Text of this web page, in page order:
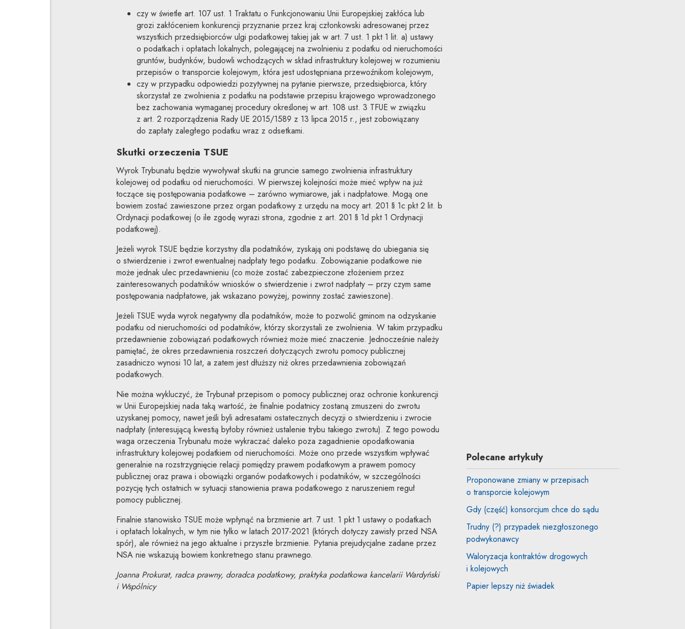
czy w świetle art. 107 ust. 1 Traktatu o Funkcjonowaniu Unii Europejskiej zakłóca lub
grozi zakłóceniem konkurencji przyznanie przez kraj członkowski adresowanej przez
wszystkich przedsiębiorców ulgi podatkowej takiej jak w art. 7 ust. 1 pkt 1 lit. a) ustawy
o podatkach i opłatach lokalnych, polegającej na zwolnieniu z podatku od nieruchomości
gruntów, budynków, budowli wchodzących w skład infrastruktury kolejowej w rozumieniu
przepisów o transporcie kolejowym, która jest udostępniana przewoźnikom kolejowym,
czy w przypadku odpowiedzi pozytywnej na pytanie pierwsze, przedsiębiorca, który
skorzystał ze zwolnienia z podatku na podstawie przepisu krajowego wprowadzonego
bez zachowania wymaganej procedury określonej w art. 108 ust. 3 TFUE w związku
z art. 2 rozporządzenia Rady UE 2015/1589 z 13 lipca 2015 r., jest zobowiązany
do zapłaty zaległego podatku wraz z odsetkami.
Skutki orzeczenia TSUE
Wyrok Trybunału będzie wywoływał skutki na gruncie samego zwolnienia infrastruktury
kolejowej od podatku od nieruchomości. W pierwszej kolejności może mieć wpływ na już
toczące się postępowania podatkowe – zarówno wymiarowe, jak i nadpłatowe. Mogą one
bowiem zostać zawieszone przez organ podatkowy z urzędu na mocy art. 201 § 1c pkt 2 lit. b
Ordynacji podatkowej (o ile zgodę wyrazi strona, zgodnie z art. 201 § 1d pkt 1 Ordynacji
podatkowej).
Jeżeli wyrok TSUE będzie korzystny dla podatników, zyskają oni podstawę do ubiegania się
o stwierdzenie i zwrot ewentualnej nadpłaty tego podatku. Zobowiązanie podatkowe nie
może jednak ulec przedawnieniu (co może zostać zabezpieczone złożeniem przez
zainteresowanych podatników wniosków o stwierdzenie i zwrot nadpłaty – przy czym same
postępowania nadpłatowe, jak wskazano powyżej, powinny zostać zawieszone).
Jeżeli TSUE wyda wyrok negatywny dla podatników, może to pozwolić gminom na odzyskanie
podatku od nieruchomości od podatników, którzy skorzystali ze zwolnienia. W takim przypadku
przedawnienie zobowiązań podatkowych również może mieć znaczenie. Jednocześnie należy
pamiętać, że okres przedawnienia roszczeń dotyczących zwrotu pomocy publicznej
zasadniczo wynosi 10 lat, a zatem jest dłuższy niż okres przedawnienia zobowiązań
podatkowych.
Nie można wykluczyć, że Trybunał przepisom o pomocy publicznej oraz ochronie konkurencji
w Unii Europejskiej nada taką wartość, że finalnie podatnicy zostaną zmuszeni do zwrotu
uzyskanej pomocy, nawet jeśli byli adresatami ostatecznych decyzji o stwierdzeniu i zwrocie
nadpłaty (interesującą kwestią byłoby również ustalenie trybu takiego zwrotu). Z tego powodu
waga orzeczenia Trybunału może wykraczać daleko poza zagadnienie opodatkowania
infrastruktury kolejowej podatkiem od nieruchomości. Może ono przede wszystkim wpływać
generalnie na rozstrzygnięcie relacji pomiędzy prawem podatkowym a prawem pomocy
publicznej oraz prawa i obowiązki organów podatkowych i podatników, w szczególności
pozycję tych ostatnich w sytuacji stanowienia prawa podatkowego z naruszeniem reguł
pomocy publicznej.
Finalnie stanowisko TSUE może wpłynąć na brzmienie art. 7 ust. 1 pkt 1 ustawy o podatkach
i opłatach lokalnych, w tym nie tylko w latach 2017-2021 (których dotyczy zawisły przed NSA
spór), ale również na jego aktualne i przyszłe brzmienie. Pytania prejudycjalne zadane przez
NSA nie wskazują bowiem konkretnego stanu prawnego.
Joanna Prokurat, radca prawny, doradca podatkowy, praktyka podatkowa kancelarii Wardyński
i Wspólnicy
Polecane artykuły
Proponowane zmiany w przepisach
o transporcie kolejowym
Gdy (część) konsorcjum chce do sądu
Trudny (?) przypadek niezgłoszonego
podwykonawcy
Waloryzacja kontraktów drogowych
i kolejowych
Papier lepszy niż świadek